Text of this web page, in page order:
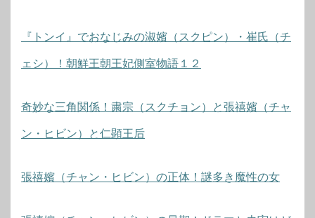
『トンイ』でおなじみの淑嬪（スクピン）・崔氏（チ
ェシ）！朝鮮王朝王妃側室物語１２
奇妙な三角関係！粛宗（スクチョン）と張禧嬪（チャ
ン・ヒビン）と仁顕王后
張禧嬪（チャン・ヒビン）の正体！謎多き魔性の女